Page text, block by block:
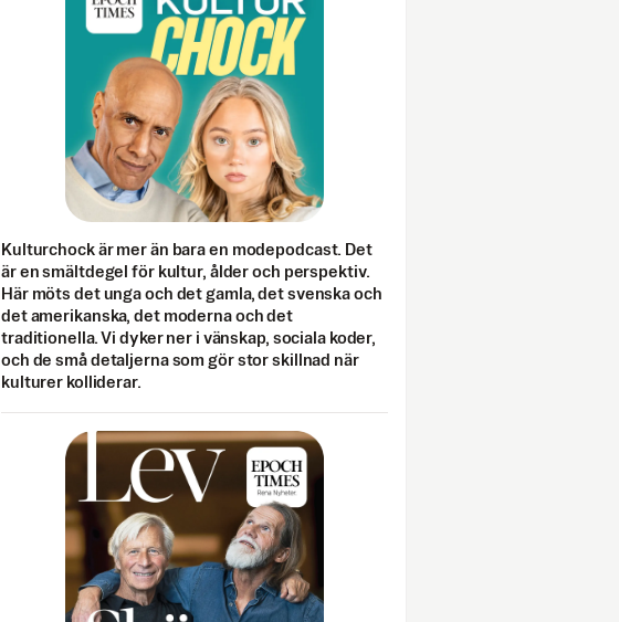
Kulturchock är mer än bara en modepodcast. Det
är en smältdegel för kultur, ålder och perspektiv.
Här möts det unga och det gamla, det svenska och
det amerikanska, det moderna och det
traditionella. Vi dyker ner i vänskap, sociala koder,
och de små detaljerna som gör stor skillnad när
kulturer kolliderar.